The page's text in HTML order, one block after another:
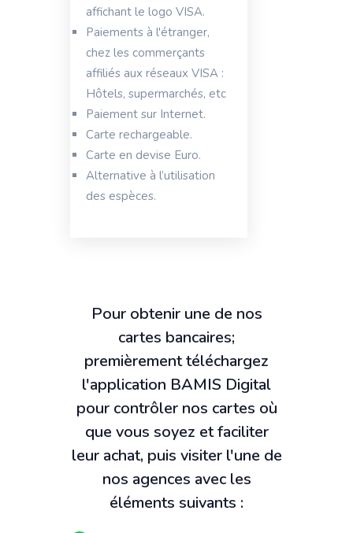
affichant le logo VISA.
Paiements à l'étranger,
chez les commerçants
affiliés aux réseaux VISA :
Hôtels, supermarchés, etc
Paiement sur Internet.
Carte rechargeable.
Carte en devise Euro.
Alternative à l’utilisation
des espèces.
Pour obtenir une de nos
cartes bancaires;
premièrement téléchargez
l'application BAMIS Digital
pour contrôler nos cartes où
que vous soyez et faciliter
leur achat, puis visiter l'une de
nos agences avec les
éléments suivants :